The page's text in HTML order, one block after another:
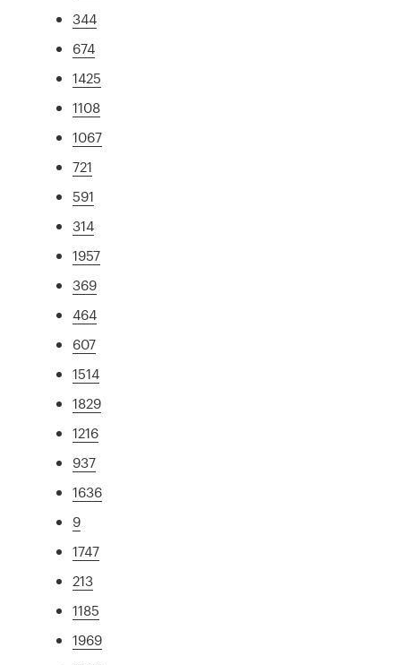
344
674
1425
1108
1067
721
591
314
1957
369
464
607
1514
1829
1216
937
1636
9
1747
213
1185
1969